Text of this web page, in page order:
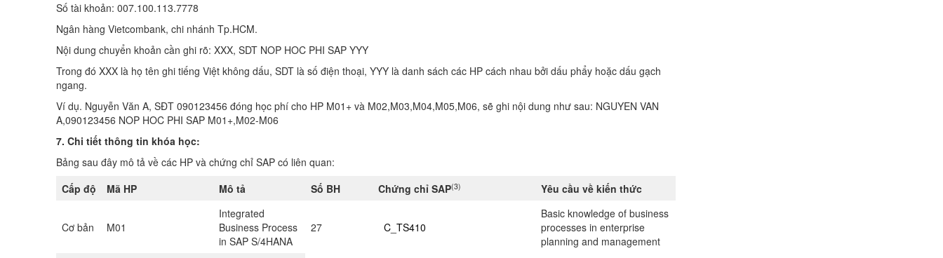
Số tài khoản: 007.100.113.7778
Ngân hàng Vietcombank, chi nhánh Tp.HCM.
Nội dung chuyển khoản cần ghi rõ: XXX, SDT NOP HOC PHI SAP YYY
Trong đó XXX là họ tên ghi tiếng Việt không dấu, SDT là số điện thoại, YYY là danh sách các HP cách nhau bởi dấu phẩy hoặc dấu gạch
ngang.
Ví dụ. Nguyễn Văn A, SĐT 090123456 đóng học phí cho HP M01+ và M02,M03,M04,M05,M06, sẽ ghi nội dung như sau: NGUYEN VAN
A,090123456 NOP HOC PHI SAP M01+,M02-M06
7. Chi tiết thông tin khóa học:
Bảng sau đây mô tả về các HP và chứng chỉ SAP có liên quan:
Cấp độ
Mã HP Mô tả Số BH Chứng chỉ SAP(3) Yêu cầu về kiến thức
Cơ bản M01
Integrated
Business Process
in SAP S/4HANA
27 C_TS410
Basic knowledge of business
processes in enterprise
planning and management